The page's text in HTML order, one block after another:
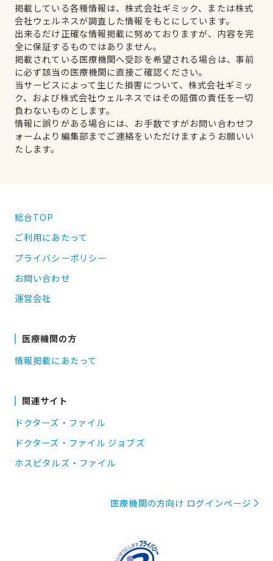
掲載している各種情報は、株式会社ギミック、または株式
会社ウェルネスが調査した情報をもとにしています。
出来るだけ正確な情報掲載に努めておりますが、内容を完
全に保証するものではありません。
掲載されている医療機関へ受診を希望される場合は、事前
に必ず該当の医療機関に直接ご確認ください。
当サービスによって生じた損害について、株式会社ギミッ
ク、および株式会社ウェルネスではその賠償の責任を一切
負わないものとします。
情報に誤りがある場合には、お手数ですがお問い合わせフ
ォームより編集部までご連絡をいただけますようお願いい
たします。
総合TOP
ご利用にあたって
プライバシーポリシー
お問い合わせ
運営会社
医療機関の方
情報掲載にあたって
関連サイト
ドクターズ・ファイル
ドクターズ・ファイル ジョブズ
ホスピタルズ・ファイル
医療機関の方向け ログインページ